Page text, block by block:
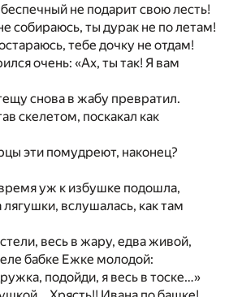
не подарит свою лесть!
собираюсь, ты дурак не по летам!
тебе дочку не отдам!
очень: «Ах, ты так! Я вам
снова в жабу превратил.
скелетом, поскакал как
эти помудреют, наконец?
уж к избушке подошла,
вслушалась, как там
весь в жару, едва живой,
бабке Ежке молодой:
подойди, я весь в тоске…»